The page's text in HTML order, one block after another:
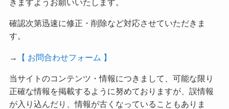
きますようお願いいたします。
確認次第迅速に修正・削除など対応させていただきま
す。
→ 【 お問合わせフォーム 】
当サイトのコンテンツ・情報につきまして、可能な限り
正確な情報を掲載するように努めておりますが、誤情報
が入り込んだり、情報が古くなっていることもありま